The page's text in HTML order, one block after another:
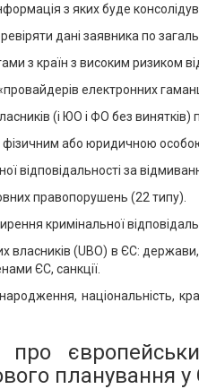
з яких буде
дані заявника по
з країн з високим ризиком
електронних
(і ЮО і ФО без
фізичним або юридичною
відповідальності за
правопорушень (22 типу).
кримінальної
власників (UBO) в ЄС:
ЄС, санкції.
національність,
планування у